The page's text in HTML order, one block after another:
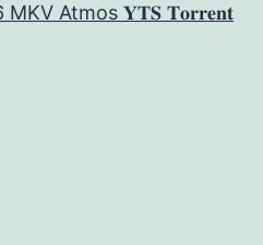
Atmos 𝐘𝐓𝐒 𝐓𝐨𝐫𝐫𝐞𝐧𝐭